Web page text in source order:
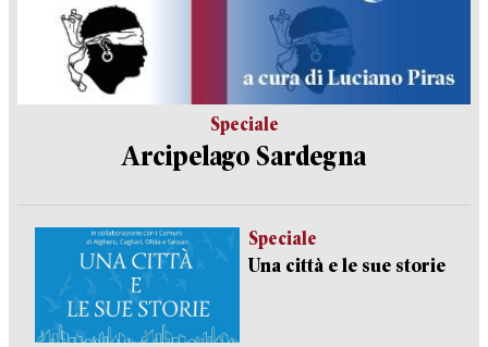
Speciale
Arcipelago Sardegna
Speciale
Una città e le sue storie